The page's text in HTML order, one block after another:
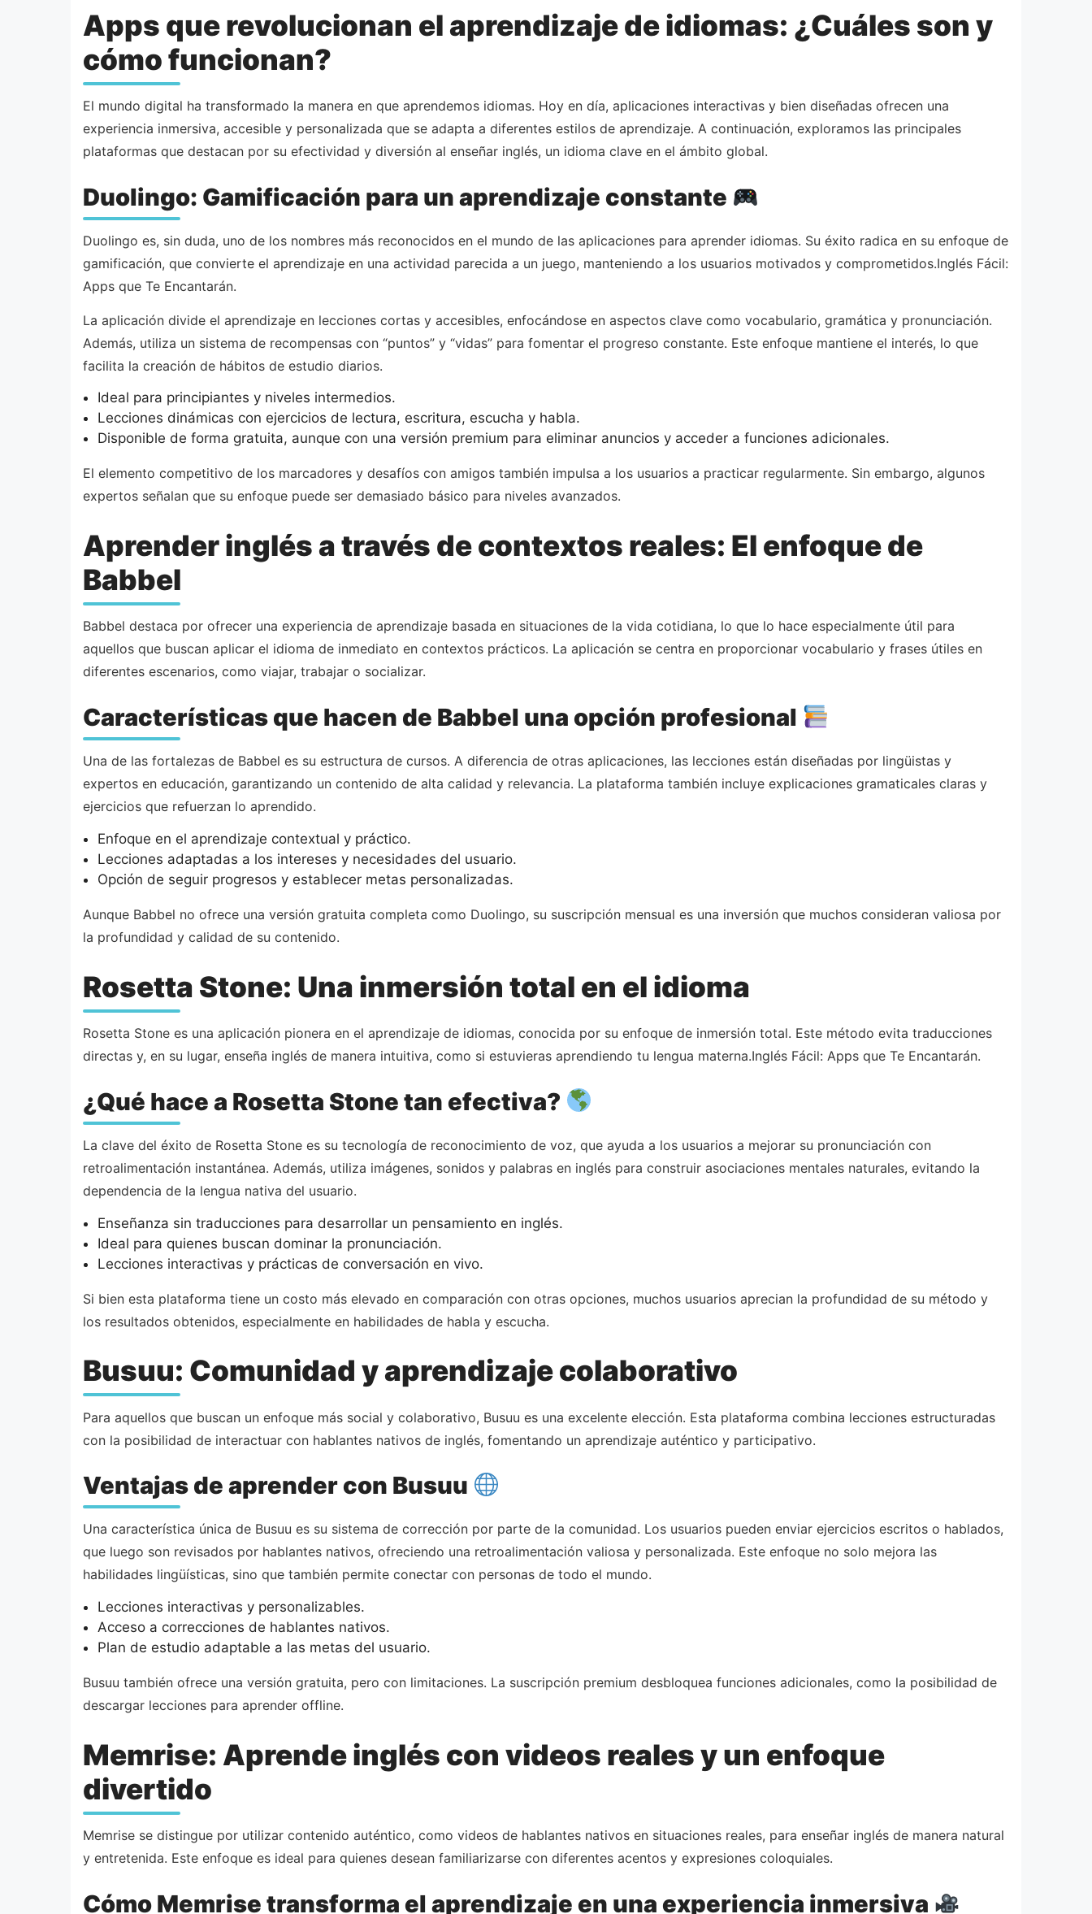
Apps que revolucionan el aprendizaje de idiomas: ¿Cuáles son y
cómo funcionan?
El mundo digital ha transformado la manera en que aprendemos idiomas. Hoy en día, aplicaciones interactivas y bien diseñadas ofrecen una
experiencia inmersiva, accesible y personalizada que se adapta a diferentes estilos de aprendizaje. A continuación, exploramos las principales
plataformas que destacan por su efectividad y diversión al enseñar inglés, un idioma clave en el ámbito global.
Duolingo: Gamificación para un aprendizaje constante
Duolingo es, sin duda, uno de los nombres más reconocidos en el mundo de las aplicaciones para aprender idiomas. Su éxito radica en su enfoque de
gamificación, que convierte el aprendizaje en una actividad parecida a un juego, manteniendo a los usuarios motivados y comprometidos.Inglés Fácil:
Apps que Te Encantarán.
La aplicación divide el aprendizaje en lecciones cortas y accesibles, enfocándose en aspectos clave como vocabulario, gramática y pronunciación.
Además, utiliza un sistema de recompensas con “puntos” y “vidas” para fomentar el progreso constante. Este enfoque mantiene el interés, lo que
facilita la creación de hábitos de estudio diarios.
Ideal para principiantes y niveles intermedios.
Lecciones dinámicas con ejercicios de lectura, escritura, escucha y habla.
Disponible de forma gratuita, aunque con una versión premium para eliminar anuncios y acceder a funciones adicionales.
El elemento competitivo de los marcadores y desafíos con amigos también impulsa a los usuarios a practicar regularmente. Sin embargo, algunos
expertos señalan que su enfoque puede ser demasiado básico para niveles avanzados.
Aprender inglés a través de contextos reales: El enfoque de
Babbel
Babbel destaca por ofrecer una experiencia de aprendizaje basada en situaciones de la vida cotidiana, lo que lo hace especialmente útil para
aquellos que buscan aplicar el idioma de inmediato en contextos prácticos. La aplicación se centra en proporcionar vocabulario y frases útiles en
diferentes escenarios, como viajar, trabajar o socializar.
Características que hacen de Babbel una opción profesional
Una de las fortalezas de Babbel es su estructura de cursos. A diferencia de otras aplicaciones, las lecciones están diseñadas por lingüistas y
expertos en educación, garantizando un contenido de alta calidad y relevancia. La plataforma también incluye explicaciones gramaticales claras y
ejercicios que refuerzan lo aprendido.
Enfoque en el aprendizaje contextual y práctico.
Lecciones adaptadas a los intereses y necesidades del usuario.
Opción de seguir progresos y establecer metas personalizadas.
Aunque Babbel no ofrece una versión gratuita completa como Duolingo, su suscripción mensual es una inversión que muchos consideran valiosa por
la profundidad y calidad de su contenido.
Rosetta Stone: Una inmersión total en el idioma
Rosetta Stone es una aplicación pionera en el aprendizaje de idiomas, conocida por su enfoque de inmersión total. Este método evita traducciones
directas y, en su lugar, enseña inglés de manera intuitiva, como si estuvieras aprendiendo tu lengua materna.Inglés Fácil: Apps que Te Encantarán.
¿Qué hace a Rosetta Stone tan efectiva?
La clave del éxito de Rosetta Stone es su tecnología de reconocimiento de voz, que ayuda a los usuarios a mejorar su pronunciación con
retroalimentación instantánea. Además, utiliza imágenes, sonidos y palabras en inglés para construir asociaciones mentales naturales, evitando la
dependencia de la lengua nativa del usuario.
Enseñanza sin traducciones para desarrollar un pensamiento en inglés.
Ideal para quienes buscan dominar la pronunciación.
Lecciones interactivas y prácticas de conversación en vivo.
Si bien esta plataforma tiene un costo más elevado en comparación con otras opciones, muchos usuarios aprecian la profundidad de su método y
los resultados obtenidos, especialmente en habilidades de habla y escucha.
Busuu: Comunidad y aprendizaje colaborativo
Para aquellos que buscan un enfoque más social y colaborativo, Busuu es una excelente elección. Esta plataforma combina lecciones estructuradas
con la posibilidad de interactuar con hablantes nativos de inglés, fomentando un aprendizaje auténtico y participativo.
Ventajas de aprender con Busuu
Una característica única de Busuu es su sistema de corrección por parte de la comunidad. Los usuarios pueden enviar ejercicios escritos o hablados,
que luego son revisados por hablantes nativos, ofreciendo una retroalimentación valiosa y personalizada. Este enfoque no solo mejora las
habilidades lingüísticas, sino que también permite conectar con personas de todo el mundo.
Lecciones interactivas y personalizables.
Acceso a correcciones de hablantes nativos.
Plan de estudio adaptable a las metas del usuario.
Busuu también ofrece una versión gratuita, pero con limitaciones. La suscripción premium desbloquea funciones adicionales, como la posibilidad de
descargar lecciones para aprender offline.
Memrise: Aprende inglés con videos reales y un enfoque
divertido
Memrise se distingue por utilizar contenido auténtico, como videos de hablantes nativos en situaciones reales, para enseñar inglés de manera natural
y entretenida. Este enfoque es ideal para quienes desean familiarizarse con diferentes acentos y expresiones coloquiales.
Cómo Memrise transforma el aprendizaje en una experiencia inmersiva